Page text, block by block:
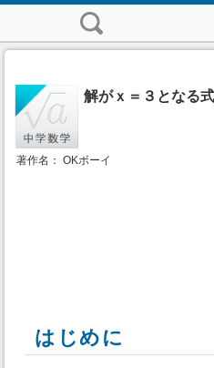
解がｘ＝３となる
著作名： OKボーイ
はじめに